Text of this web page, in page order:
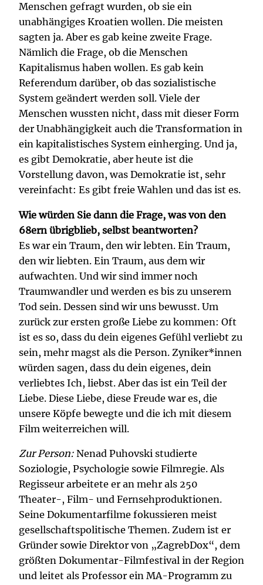
Menschen gefragt wurden, ob sie ein
unabhängiges Kroatien wollen. Die meisten
sagten ja. Aber es gab keine zweite Frage.
Nämlich die Frage, ob die Menschen
Kapitalismus haben wollen. Es gab kein
Referendum darüber, ob das sozialistische
System geändert werden soll. Viele der
Menschen wussten nicht, dass mit dieser Form
der Unabhängigkeit auch die Transformation in
ein kapitalistisches System einherging. Und ja,
es gibt Demokratie, aber heute ist die
Vorstellung davon, was Demokratie ist, sehr
vereinfacht: Es gibt freie Wahlen und das ist es.
Wie würden Sie dann die Frage, was von den
68ern übrigblieb, selbst beantworten?
Es war ein Traum, den wir lebten. Ein Traum,
den wir liebten. Ein Traum, aus dem wir
aufwachten. Und wir sind immer noch
Traumwandler und werden es bis zu unserem
Tod sein. Dessen sind wir uns bewusst. Um
zurück zur ersten große Liebe zu kommen: Oft
ist es so, dass du dein eigenes Gefühl verliebt zu
sein, mehr magst als die Person. Zyniker*innen
würden sagen, dass du dein eigenes, dein
verliebtes Ich, liebst. Aber das ist ein Teil der
Liebe. Diese Liebe, diese Freude war es, die
unsere Köpfe bewegte und die ich mit diesem
Film weiterreichen will.
Zur Person: Nenad Puhovski studierte
Soziologie, Psychologie sowie Filmregie. Als
Regisseur arbeitete er an mehr als 250
Theater-, Film- und Fernsehproduktionen.
Seine Dokumentarfilme fokussieren meist
gesellschaftspolitische Themen. Zudem ist er
Gründer sowie Direktor von „ZagrebDox“, dem
größten Dokumentar-Filmfestival in der Region
und leitet als Professor ein MA-Programm zu